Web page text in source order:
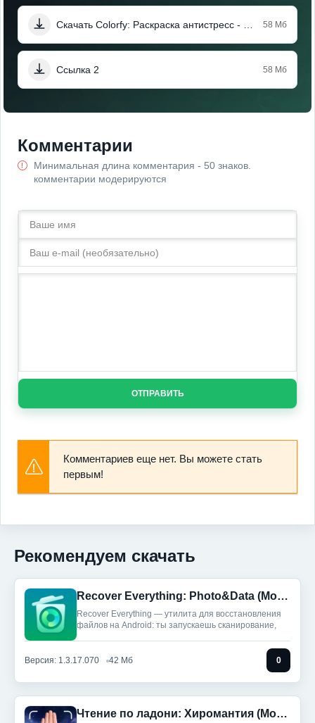
58 Мб
Ссылка 2 58 Мб
Комментарии
Минимальная длина комментария - 50 знаков.
комментарии модерируются
ОТПРАВИТЬ
Комментариев еще нет. Вы можете стать
первым!
Рекомендуем скачать
Recover Everything: Photo&Data (Мод, Unlocked)
Recover Everything — утилита для восстановления
файлов на Android: ты запускаешь сканирование,
Версия: 1.3.17.070 42 Мб 0
Чтение по ладони: Хиромантия (Мод, Unlocked)